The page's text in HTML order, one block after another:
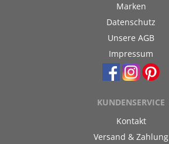
Marken
Datenschutz
Unsere AGB
Impressum
KUNDENSERVICE
Kontakt
Versand & Zahlung